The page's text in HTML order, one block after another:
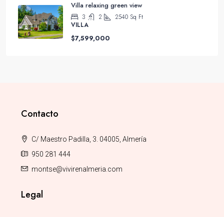
Villa relaxing green view
3 2 2540 Sq Ft
VILLA
$7,599,000
Contacto
C/ Maestro Padilla, 3. 04005, Almería
950 281 444
montse@vivirenalmeria.com
Legal